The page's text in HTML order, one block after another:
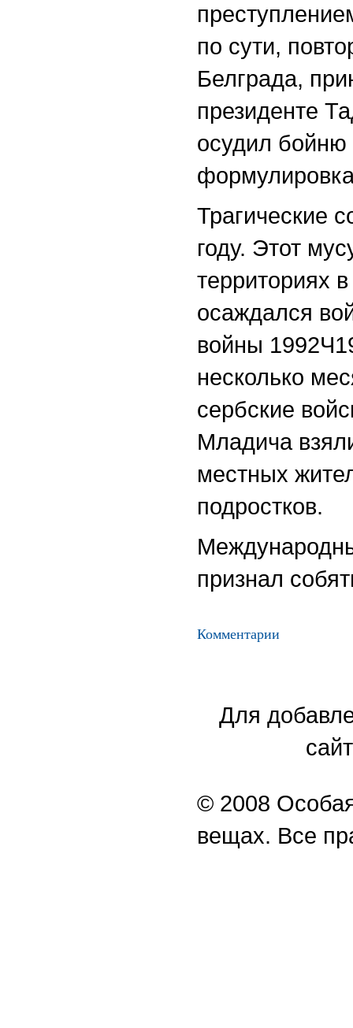
по сути,
Белграда,
президенте
осудил бойню
Трагические
году. Этот
территориях
осаждался
войны
несколько
сербские
Младича
местных
подростков.
признал
Комментарии
Для
© 2008
вещах. Все